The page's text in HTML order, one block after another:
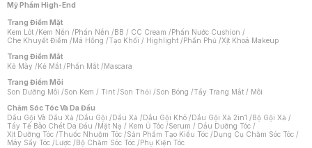
Mỹ Phẩm High-End
Trang Điểm Mặt
Kem Lót /Kem Nền /Phấn Nền /BB / CC Cream /Phấn Nước Cushion /
Che Khuyết Điểm /Má Hồng /Tạo Khối / Highlight /Phấn Phủ /Xịt Khoá Makeup
Trang Điểm Mắt
Kẻ Mày /Kẻ Mắt /Phấn Mắt /Mascara
Trang Điểm Môi
Son Dưỡng Môi /Son Kem / Tint /Son Thỏi /Son Bóng /Tẩy Trang Mắt / Môi
Chăm Sóc Tóc Và Da Đầu
Dầu Gội Và Dầu Xả /Dầu Gội /Dầu Xả /Dầu Gội Khô /Dầu Gội Xả 2in1 /Bộ Gội Xả /
Tẩy Tế Bào Chết Da Đầu /Mặt Nạ / Kem Ủ Tóc /Serum / Dầu Dưỡng Tóc /
Xịt Dưỡng Tóc /Thuốc Nhuộm Tóc /Sản Phẩm Tạo Kiểu Tóc /Dụng Cụ Chăm Sóc Tóc /
Máy Sấy Tóc /Lược /Bộ Chăm Sóc Tóc /Phụ Kiện Tóc